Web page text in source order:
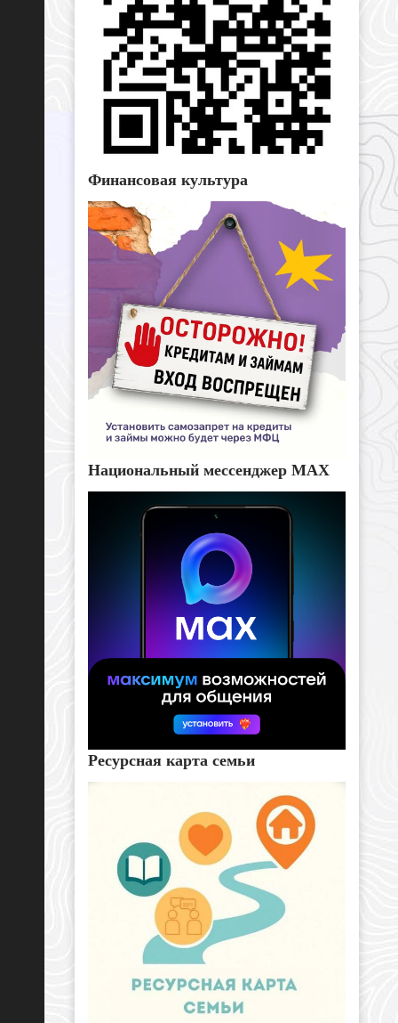
Финансовая культура
Национальный мессенджер MAX
Ресурсная карта семьи